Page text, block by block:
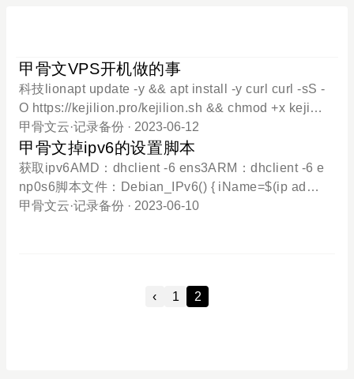
甲骨文VPS开机做的事
科技lionapt update -y && apt install -y curl curl -sS -
O https://kejilion.pro/kejilion.sh && chmod +x kejilio
n.sh && ./kejilion.sh or curl -sS -O https://raw.github
usercontent.com/kejilion/sh/main/kejilion.sh && ch
mod +x kejilion.sh && ./kejilion.sh docker run -i -d -
-name tm traffmonetizer/cli_v2 start accept --token I
ShUEA1CnVKduAf2ZfZxHf/9HzkRVPXptqb7f3yVh
甲骨文云·记录备份 · 2023-06-12
甲骨文掉ipv6的设置脚本
获取ipv6AMD：dhclient -6 ens3ARM：dhclient -6 e
np0s6脚本文件：Debian_IPv6() { iName=$(ip add |
grep "^2: " | awk -F'[ :]' '{print $3}') dhclient -6 $iNa
甲骨文云·记录备份 · 2023-06-10
‹ 1 2